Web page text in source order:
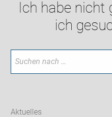
Ich habe nicht
ich
Aktuelles